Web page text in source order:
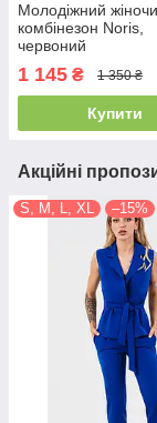
Молодіжний
комбінезон Noris,
червоний
1 145 ₴ 1 350 ₴
Купити
Акційні
S, M, L, XL –15%